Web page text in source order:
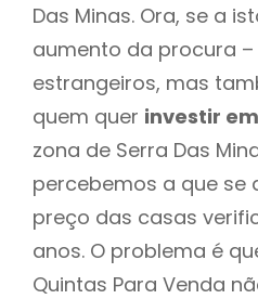
Das Minas. Ora, se a
aumento da procura
estrangeiros, mas
quem quer investir
zona de Serra Das
percebemos a que se
preço das casas
anos. O problema é
Quintas Para Venda